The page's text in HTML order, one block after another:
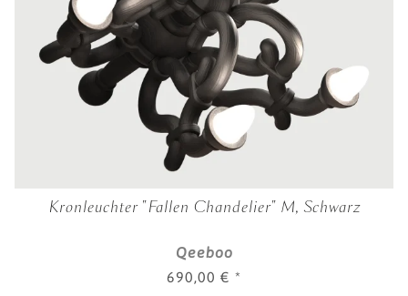
Kronleuchter "Fallen Chandelier" M, Schwarz
Qeeboo
690,00 € *